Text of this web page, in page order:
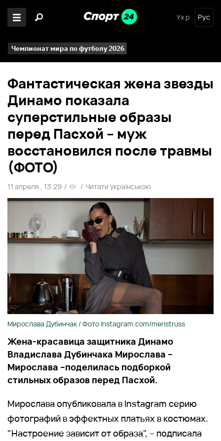
Укр Рус
Чемпионат мира по футболу 2026
Фантастическая жена звезды
Динамо показала
суперстильные образы
перед Пасхой – муж
восстановился после травмы
(ФОТО)
11 апреля , 13:29 / / Читати українською
Мирослава Дубинчак / Фото Instagram.com/meristruss
Жена-красавица защитника Динамо
Владислава Дубинчака Мирослава –
Мирослава –поделилась подборкой
стильных образов перед Пасхой.
Мирослава опубликовала в Instagram серию
фотографий в эффектных платьях в костюмах.
"Настроение зависит от образа", – подписала